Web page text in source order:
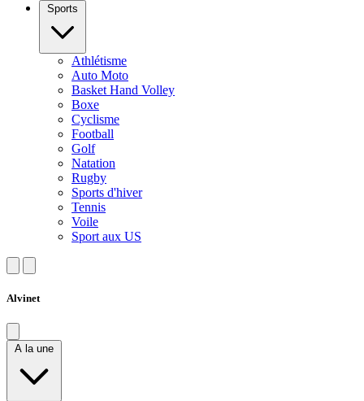
Sports
Athlétisme
Auto Moto
Basket Hand Volley
Boxe
Cyclisme
Football
Golf
Natation
Rugby
Sports d'hiver
Tennis
Voile
Sport aux US
Alvinet
A la une